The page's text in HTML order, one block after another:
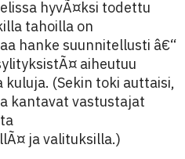
hyvÃ¤ksi todettu
tahoilla on
hanke suunnitellusti â€“
aiheutuu
(Sekin toki auttaisi,
kantavat vastustajat
ja valituksilla.)